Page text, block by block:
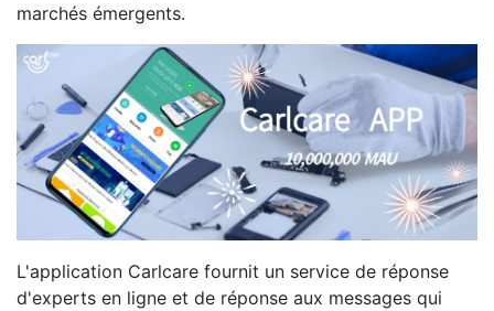
marchés émergents.
L'application Carlcare fournit un service de réponse
d'experts en ligne et de réponse aux messages qui